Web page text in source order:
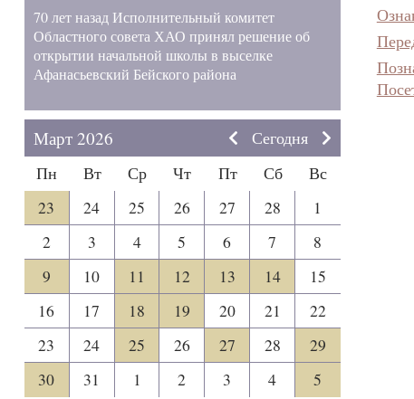
70 лет назад Исполнительный комитет
Областного совета ХАО принял решение об
открытии начальной школы в выселке
Афанасьевский Бейского района
Март 2026
Сегодня
Пн
Вт Ср Чт Пт Сб
Вс
23
24 25 26 27 28
1
2
3 4 5 6 7
8
9
10 11 12 13 14
15
16
17 18 19 20 21
22
23
24 25 26 27 28
29
30
31 1 2 3 4 5